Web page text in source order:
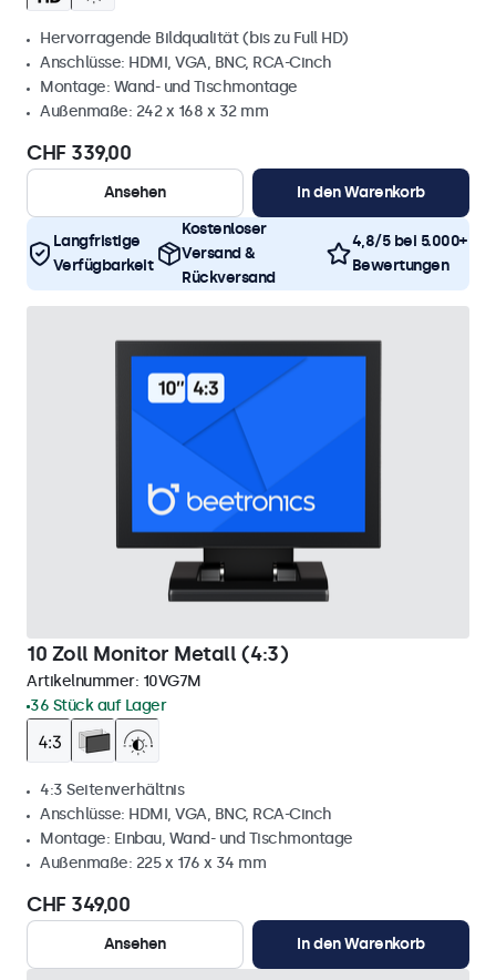
Hervorragende Bildqualität (bis zu Full HD)
Anschlüsse: HDMI, VGA, BNC, RCA-Cinch
Montage: Wand- und Tischmontage
Außenmaße: 242 x 168 x 32 mm
CHF 339,00
Ansehen In den Warenkorb
Langfristige
Verfügbarkeit
Kostenloser
Versand &
Rückversand
4,8/5 bei 5.000+
Bewertungen
10 Zoll Monitor Metall (4:3)
Artikelnummer: 10VG7M
36 Stück auf Lager
4:3 Seitenverhältnis
Anschlüsse: HDMI, VGA, BNC, RCA-Cinch
Montage: Einbau, Wand- und Tischmontage
Außenmaße: 225 x 176 x 34 mm
CHF 349,00
Ansehen In den Warenkorb